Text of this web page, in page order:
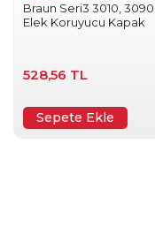
Braun Seri3 3010, 3090
Elek Koruyucu Kapak
528,56 TL
Sepete Ekle